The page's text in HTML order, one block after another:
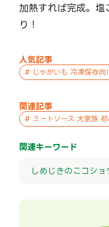
加熱すれば完成。塩
り！
人気記事
# じゃがいも 冷凍保存向
関連記事
# ミートソース 大家族
関連キーワード
しめじきのこコショ